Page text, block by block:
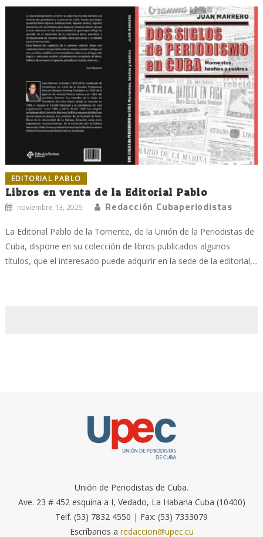
EDITORIAL PABLO
Libros en venta de la Editorial Pablo
noviembre 13, 2025 Redacción Cubaperiodistas
La Editorial Pablo de la Torriente, de la Unión de la Periodistas de
Cuba, dispone en su colección de libros publicados algunos
títulos, que el interesado puede adquirir en la sede de la editorial,...
Unión de Periodistas de Cuba.
Ave. 23 # 452 esquina a I, Vedado, La Habana Cuba (10400)
Telf. (53) 7832 4550 | Fax: (53) 7333079
Escríbanos a redaccion@upec.cu